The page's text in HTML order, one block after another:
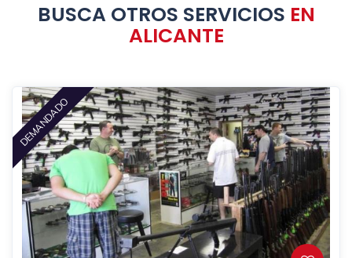
BUSCA OTROS SERVICIOS EN
ALICANTE
DEMANDADO